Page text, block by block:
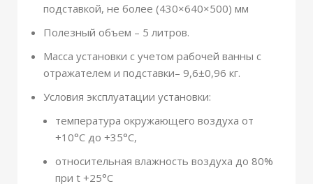
подставкой, не более (430×640×500) мм
Полезный объем – 5 литров.
Масса установки с учетом рабочей ванны с
отражателем и подставки– 9,6±0,96 кг.
Условия эксплуатации установки:
температура окружающего воздуха от
+10°С до +35°С,
относительная влажность воздуха до 80%
при t +25°С